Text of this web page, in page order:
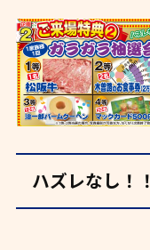
ハズレなし！！